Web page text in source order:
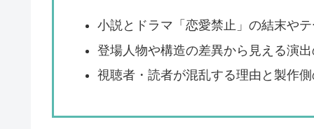
小説とドラマ「恋愛禁止」の結末や
登場人物や構造の差異から見える演
視聴者・読者が混乱する理由と製作